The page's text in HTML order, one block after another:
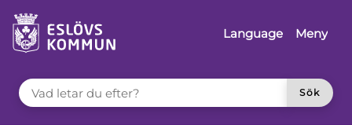
till innehåll
Language
Meny
VAD LETAR DU EFTER?
Sök